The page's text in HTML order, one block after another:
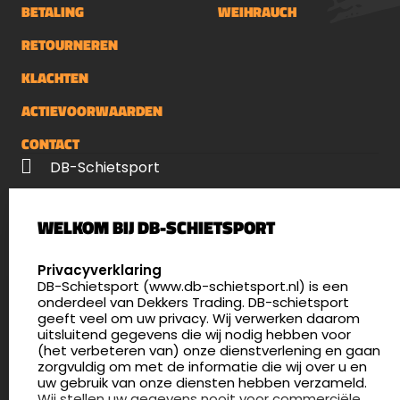
vetlaag achter te laten.Huid &amp;
DierBallistol is huidvriendelijk,
inname. Voor wondverzorging bij mens
én dier. Geschikt voor vacht, hoeven,
reinigt, smeert en beschermt
vuurwapens. Verwijdert lood, kruitresten
en beschermt hout en leer van de
wapens.HengelsportHoudt hengels,
molens, haken en katrollen soepel.
Beschermt metalen delen tegen
corrosie. Zorgt ervoor dat
telescoophengels probleemloos
schuiven.FietsSmeert kettingen, lagers,
pedalen en kabels. Verwijdert roest,
reinigt vuil en geeft aluminium en
BETALING
RETOURNEREN
KLACHTEN
ACTIEVOORWAARDEN
CONTACT
WEIHRAUCH
DB-Schietsport
5411 LX Zeeland
4.8
175 beoordelingen
info@db-schietsport.nl
Openingstijden
Dinsdag en donderdag: 13:00 - 17:00 én 18:00 - 21:00
WELKOM BIJ DB-SCHIETSPORT
SELECT LANGUAGE
Privacyverklaring
DB-Schietsport (www.db-schietsport.nl) is een
onderdeel van Dekkers Trading. DB-schietsport
geeft veel om uw privacy. Wij verwerken daarom
uitsluitend gegevens die wij nodig hebben voor
(het verbeteren van) onze dienstverlening en gaan
zorgvuldig om met de informatie die wij over u en
uw gebruik van onze diensten hebben verzameld.